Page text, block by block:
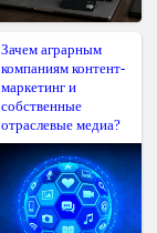
Зачем аграрным
компаниям контент-
маркетинг и
собственные
отраслевые медиа?